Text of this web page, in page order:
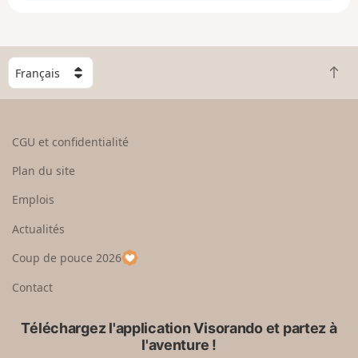
n
C
h
o
e
u
p
a
R
e
CGU et confidentialité
Plan du site
Emplois
Actualités
Coup de pouce 2026
Contact
Téléchargez l'application Visorando et partez à
l'aventure !